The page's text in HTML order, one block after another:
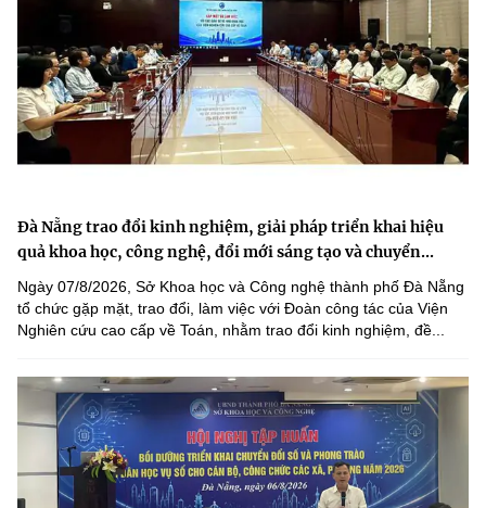
Đà Nẵng trao đổi kinh nghiệm, giải pháp triển khai hiệu
quả khoa học, công nghệ, đổi mới sáng tạo và chuyển...
Ngày 07/8/2026, Sở Khoa học và Công nghệ thành phố Đà Nẵng
tổ chức gặp mặt, trao đổi, làm việc với Đoàn công tác của Viện
Nghiên cứu cao cấp về Toán, nhằm trao đổi kinh nghiệm, đề...